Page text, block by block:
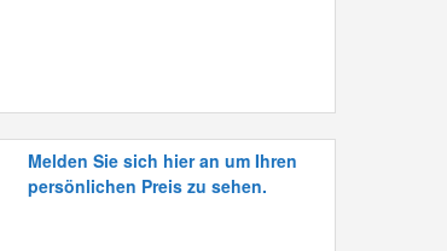
Melden Sie sich hier an um Ihren
persönlichen Preis zu sehen.